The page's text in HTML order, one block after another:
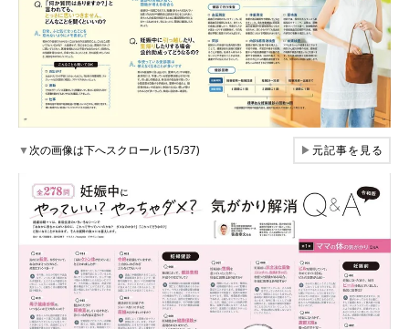
▼次の画像は下へスクロール (15/37) ▶元記事を見る